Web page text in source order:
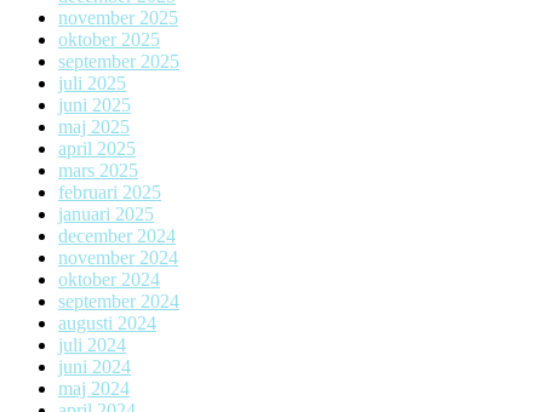
november 2025
oktober 2025
september 2025
juli 2025
juni 2025
maj 2025
april 2025
mars 2025
februari 2025
januari 2025
december 2024
november 2024
oktober 2024
september 2024
augusti 2024
juli 2024
juni 2024
maj 2024